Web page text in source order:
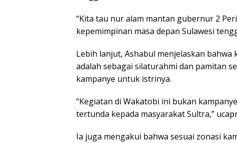
“Kita tau nur alam mantan gubernur 2
kepemimpinan masa depan Sulawesi
Lebih lanjut, Ashabul menjelaskan
adalah sebagai silaturahmi dan pamitan
kampanye untuk istrinya.
“Kegiatan di Wakatobi ini bukan
tertunda kepada masyarakat Sultra,”
Ia juga mengakui bahwa sesuai zonasi